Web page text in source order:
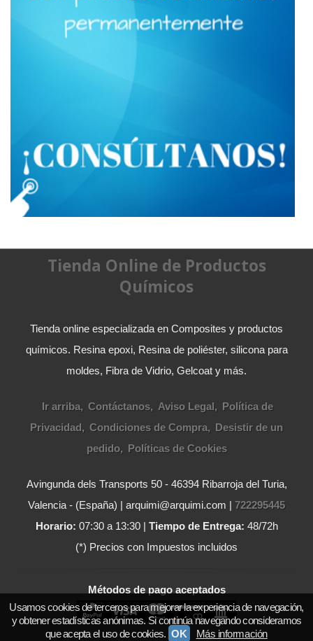
Tienda Online de Productos
Químicos
Tienda online especializada en Composites y productos
químicos. Resina epoxi, Resina de poliéster, silicona para
moldes, Fibra de Vidrio, Gelcoat y más.
Ir arriba Contáctanos Aviso Legal
Política de
Privacidad
Condiciones de Compra
Desistir de un
pedido
Políticas de Cookies
Avingunda dels Transports 50 - 46394 Ribarroja del Turia,
Valencia - (España) | arquimi@arquimi.com | 722295445
Horario: 07:30 a 13:30 | Tiempo de Entrega: 48/72h
(*) Precios con Impuestos incluidos
Métodos de pago aceptados
Usamos cookies de terceros para mejorar la experiencia de navegación,
y obtener estadísticas anónimas. Si continúa navegando consideramos
que acepta el uso de cookies. OK Más información